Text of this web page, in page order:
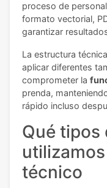
proceso de
formato vectorial,
garantizar
La estructura
aplicar diferentes
comprometer la
prenda,
rápido incluso
Qué tipos
técnico